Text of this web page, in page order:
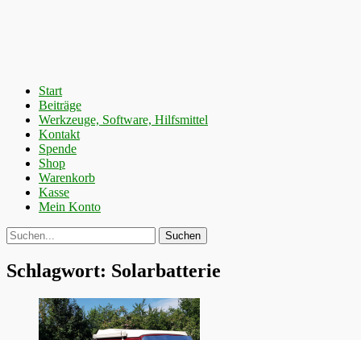
Primäres
Menü
Zum
Inhalt
springen
Start
Beiträge
Werkzeuge, Software, Hilfsmittel
Kontakt
Spende
Shop
Warenkorb
Kasse
Mein Konto
Suchen
Suche
nach:
Schlagwort: Solarbatterie